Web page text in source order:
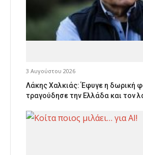
3 Αυγούστου 2026
Λάκης Χαλκιάς: Έφυγε η δωρική
τραγούδησε την Ελλάδα και τον